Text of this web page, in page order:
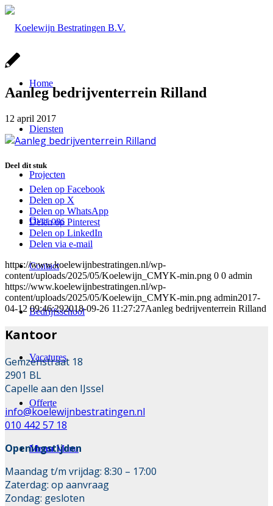
Home
Diensten
Projecten
Over ons
Contact
Bedrijfsschool
Vacatures
Offerte
Menu Menu
Aanleg bedrijventerrein Rilland
12 april 2017
Deel dit stuk
Delen op Facebook
Delen op X
Delen op WhatsApp
Delen op Pinterest
Delen op LinkedIn
Delen via e-mail
https://www.koelewijnbestratingen.nl/wp-
content/uploads/2025/05/Koelewijn_CMYK-min.png 0 0 admin
https://www.koelewijnbestratingen.nl/wp-
content/uploads/2025/05/Koelewijn_CMYK-min.png admin2017-
04-12 09:46:292018-09-26 11:27:27Aanleg bedrijventerrein Rilland
Kantoor
Gemzenstraat 18
2901 BL
Capelle aan den IJssel
info@koelewijnbestratingen.nl
010 442 57 18
Openingstijden
Maandag t/m vrijdag: 8:30 – 17:00
Zaterdag: op aanvraag
Zondag: gesloten